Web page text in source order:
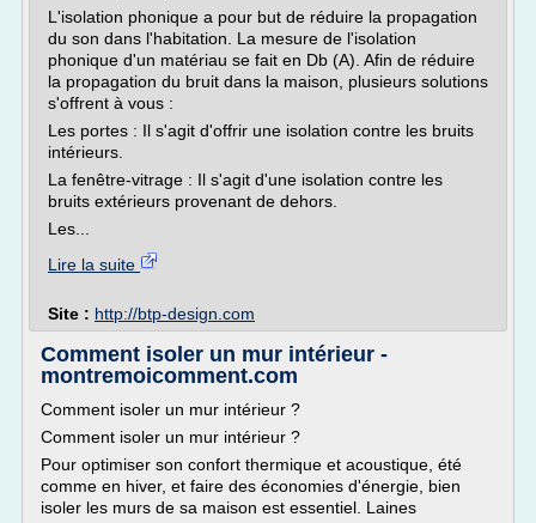
L'isolation phonique a pour but de réduire la propagation
du son dans l'habitation. La mesure de l'isolation
phonique d'un matériau se fait en Db (A). Afin de réduire
la propagation du bruit dans la maison, plusieurs solutions
s'offrent à vous :
Les portes : Il s'agit d'offrir une isolation contre les bruits
intérieurs.
La fenêtre-vitrage : Il s'agit d'une isolation contre les
bruits extérieurs provenant de dehors.
Les...
Lire la suite
Site : http://btp-design.com
Comment isoler un mur intérieur -
montremoicomment.com
Comment isoler un mur intérieur ?
Comment isoler un mur intérieur ?
Pour optimiser son confort thermique et acoustique, été
comme en hiver, et faire des économies d'énergie, bien
isoler les murs de sa maison est essentiel. Laines